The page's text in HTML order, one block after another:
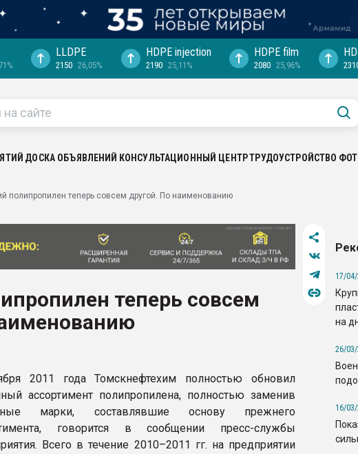
LLDPE
2150 26,05%
HDPE injection
2190 25,11%
HDPE film
2080 25,96%
ДОСКА ОБЪЯВЛЕНИЙ КОНСУЛЬТАЦИОННЫЙ ЦЕНТРТРУДОУСТРОЙСТВО
полипропилен теперь совсем другой. По наименованию
теперь совсем
2011 года Томскнефтехим полностью обновил
ассортимент полипропилена, полностью заменив
марки, составлявшие основу прежнего
говорится в сообщении пресс-службы
Всего в течение 2010–2011 гг. на предприятии
17/
на
26/
16/